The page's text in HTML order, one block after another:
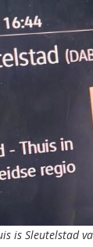
is Sleutelstad